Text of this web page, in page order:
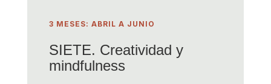
3 MESES: ABRIL A JUNIO
SIETE. Creatividad y
mindfulness